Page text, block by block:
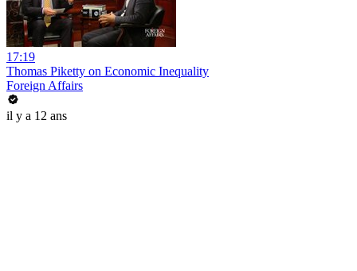
17:19
Thomas Piketty on Economic Inequality
Foreign Affairs
il y a 12 ans